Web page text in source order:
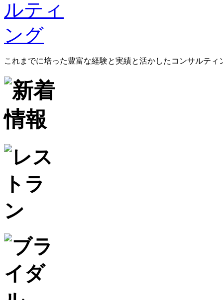
これまでに培った豊富な経験と実績と活かしたコンサルティ